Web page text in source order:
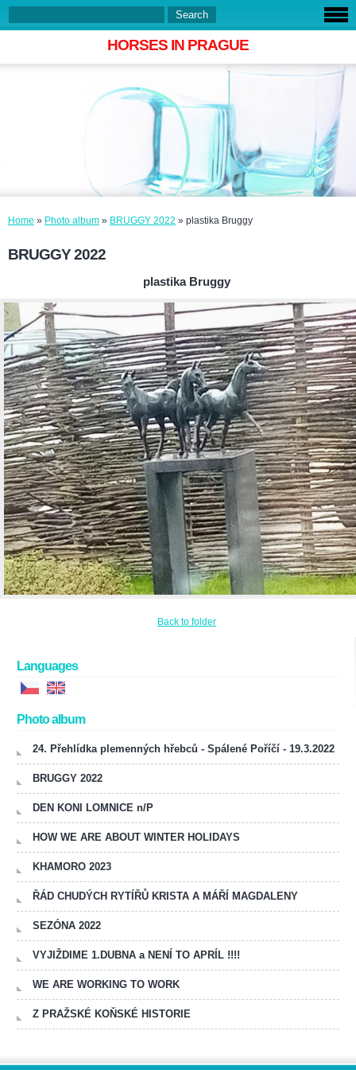
HORSES IN PRAGUE
Home » Photo album » BRUGGY 2022 » plastika Bruggy
BRUGGY 2022
plastika Bruggy
Back to folder
Languages
Photo album
24. Přehlídka plemenných hřebců - Spálené Poříčí - 19.3.2022
BRUGGY 2022
DEN KONI LOMNICE n/P
HOW WE ARE ABOUT WINTER HOLIDAYS
KHAMORO 2023
ŘÁD CHUDÝCH RYTÍŘŮ KRISTA A MÁŘÍ MAGDALENY
SEZÓNA 2022
VYJIŽDIME 1.DUBNA a NENÍ TO APRÍL !!!!
WE ARE WORKING TO WORK
Z PRAŽSKÉ KOŇSKÉ HISTORIE